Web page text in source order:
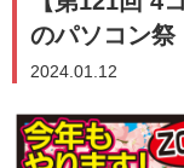
のパソコン祭
2024.01.12